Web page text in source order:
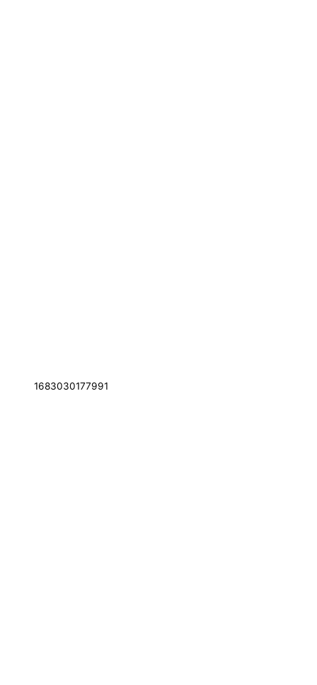
1683030177991